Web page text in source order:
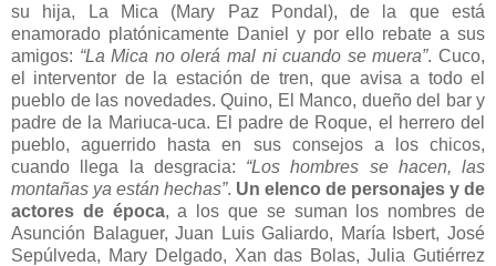
su hija, La Mica (Mary Paz Pondal), de la que está
enamorado platónicamente Daniel y por ello rebate a sus
amigos: “La Mica no olerá mal ni cuando se muera”. Cuco,
el interventor de la estación de tren, que avisa a todo el
pueblo de las novedades. Quino, El Manco, dueño del bar y
padre de la Mariuca-uca. El padre de Roque, el herrero del
pueblo, aguerrido hasta en sus consejos a los chicos,
cuando llega la desgracia: “Los hombres se hacen, las
montañas ya están hechas”. Un elenco de personajes y de
actores de época, a los que se suman los nombres de
Asunción Balaguer, Juan Luis Galiardo, María Isbert, José
Sepúlveda, Mary Delgado, Xan das Bolas, Julia Gutiérrez